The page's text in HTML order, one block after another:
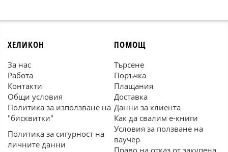
ХЕЛИКОН
За нас
Работа
Контакти
Общи условия
Политика за използване на
"бисквитки"
Политика за сигурност на
личните данни
ПОМОЩ
Търсене
Поръчка
Плащания
Доставка
Данни за клиента
Как да свалим е-книги
Условия за ползване на
ваучер
Право на отказ от закупена